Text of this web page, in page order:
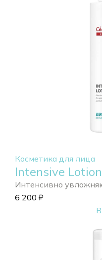
Косметика для лица
Intensive Lotion
Интенсивно
6 200 ₽